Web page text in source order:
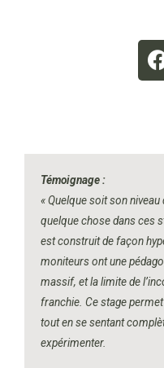
Témoignage :
« Quelque soit son
quelque chose dans ces
est construit de façon
moniteurs ont une
massif, et la limite de
franchie. Ce stage
tout en se sentant
expérimenter.